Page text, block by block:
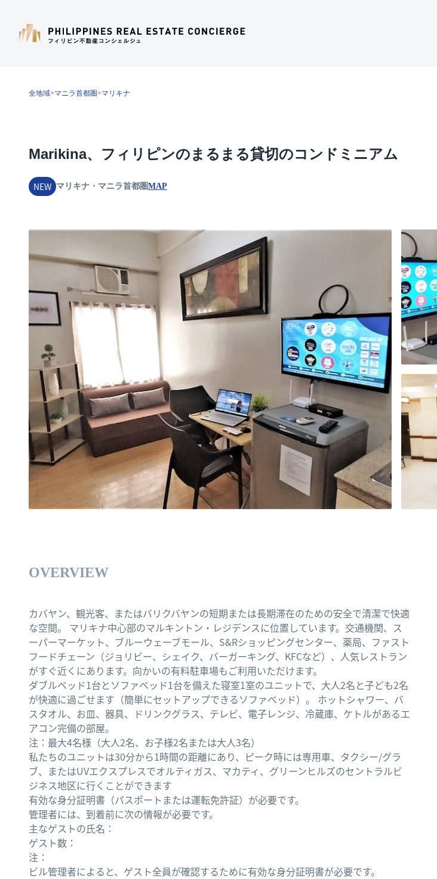
全地域>マニラ首都圏>マリキナ
Marikina、フィリピンのまるまる貸切のコンドミニアム
NEW マリキナ・マニラ首都圏MAP
OVERVIEW
カバヤン、観光客、またはバリクバヤンの短期または長期滞在のための安全で清潔で快適
な空間。 マリキナ中心部のマルキントン・レジデンスに位置しています。交通機関、ス
ーパーマーケット、ブルーウェーブモール、S&Rショッピングセンター、薬局、ファスト
フードチェーン（ジョリビー、シェイク、バーガーキング、KFCなど）、人気レストラン
がすぐ近くにあります。向かいの有料駐車場もご利用いただけます。
ダブルベッド1台とソファベッド1台を備えた寝室1室のユニットで、大人2名と子ども2名
が快適に過ごせます（簡単にセットアップできるソファベッド）。 ホットシャワー、バ
スタオル、お皿、器具、ドリンクグラス、テレビ、電子レンジ、冷蔵庫、ケトルがあるエ
アコン完備の部屋。
注：最大4名様（大人2名、お子様2名または大人3名）
私たちのユニットは30分から1時間の距離にあり、ピーク時には専用車、タクシー/グラ
ブ、またはUVエクスプレスでオルティガス、マカティ、グリーンヒルズのセントラルビ
ジネス地区に行くことができます
有効な身分証明書（パスポートまたは運転免許証）が必要です。
管理者には、到着前に次の情報が必要です。
主なゲストの氏名：
ゲスト数：
注：
ビル管理者によると、ゲスト全員が確認するために有効な身分証明書が必要です。